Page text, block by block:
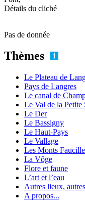
Détails du cliché
Pas de donnée
Thèmes
Le Plateau de
Pays de Langres
Le canal de
Le Val de la Petite
Le Der
Le Bassigny
Le Haut-Pays
Le Vallage
Les Monts
La Vôge
Flore et faune
L’art et l’eau
Autres lieux,
A propos...